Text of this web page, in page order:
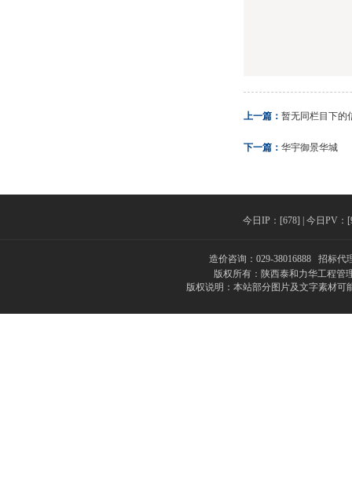
上一篇： 暂无同栏目下的
下一篇： 华宇御景华城
今日IP：[678] | 今日PV：
造价咨询：029-38016888 招标代
版权所有：陕西泰和力华工程管
版权说明：本站部分图片及文字素材